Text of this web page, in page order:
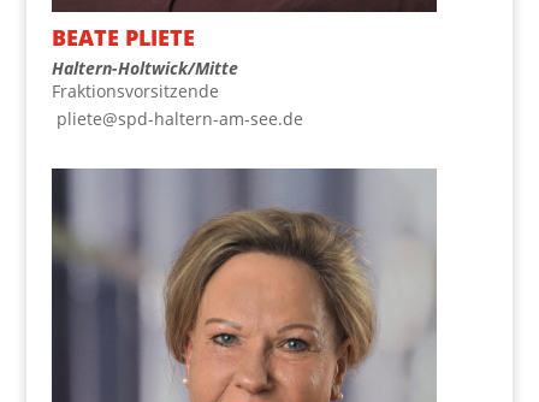
BEA­TE PLIETE
Hal­tern-Holt­wick/­Mit­te
Frak­ti­ons­vor­sit­zen­de
pliete@spd-haltern-am-see.de